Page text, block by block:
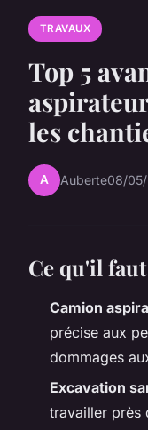
TRAVAUX
Top 5
les
A Auberte08/05/
Ce qu'il
Camion
précise aux
dommages
Excavation
travailler près